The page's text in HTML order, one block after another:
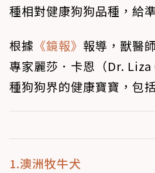
種相對健康狗狗品種，給準
根據 《鏡報》 報導，獸醫
專家麗莎．卡恩（Dr.
種狗狗界的健康寶寶，包括
1.澳洲牧牛犬